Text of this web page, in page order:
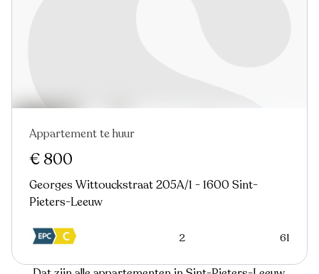
In optie
Appartement te huur
€ 800
Georges Wittouckstraat 205A/1 - 1600 Sint-
Pieters-Leeuw
2 61